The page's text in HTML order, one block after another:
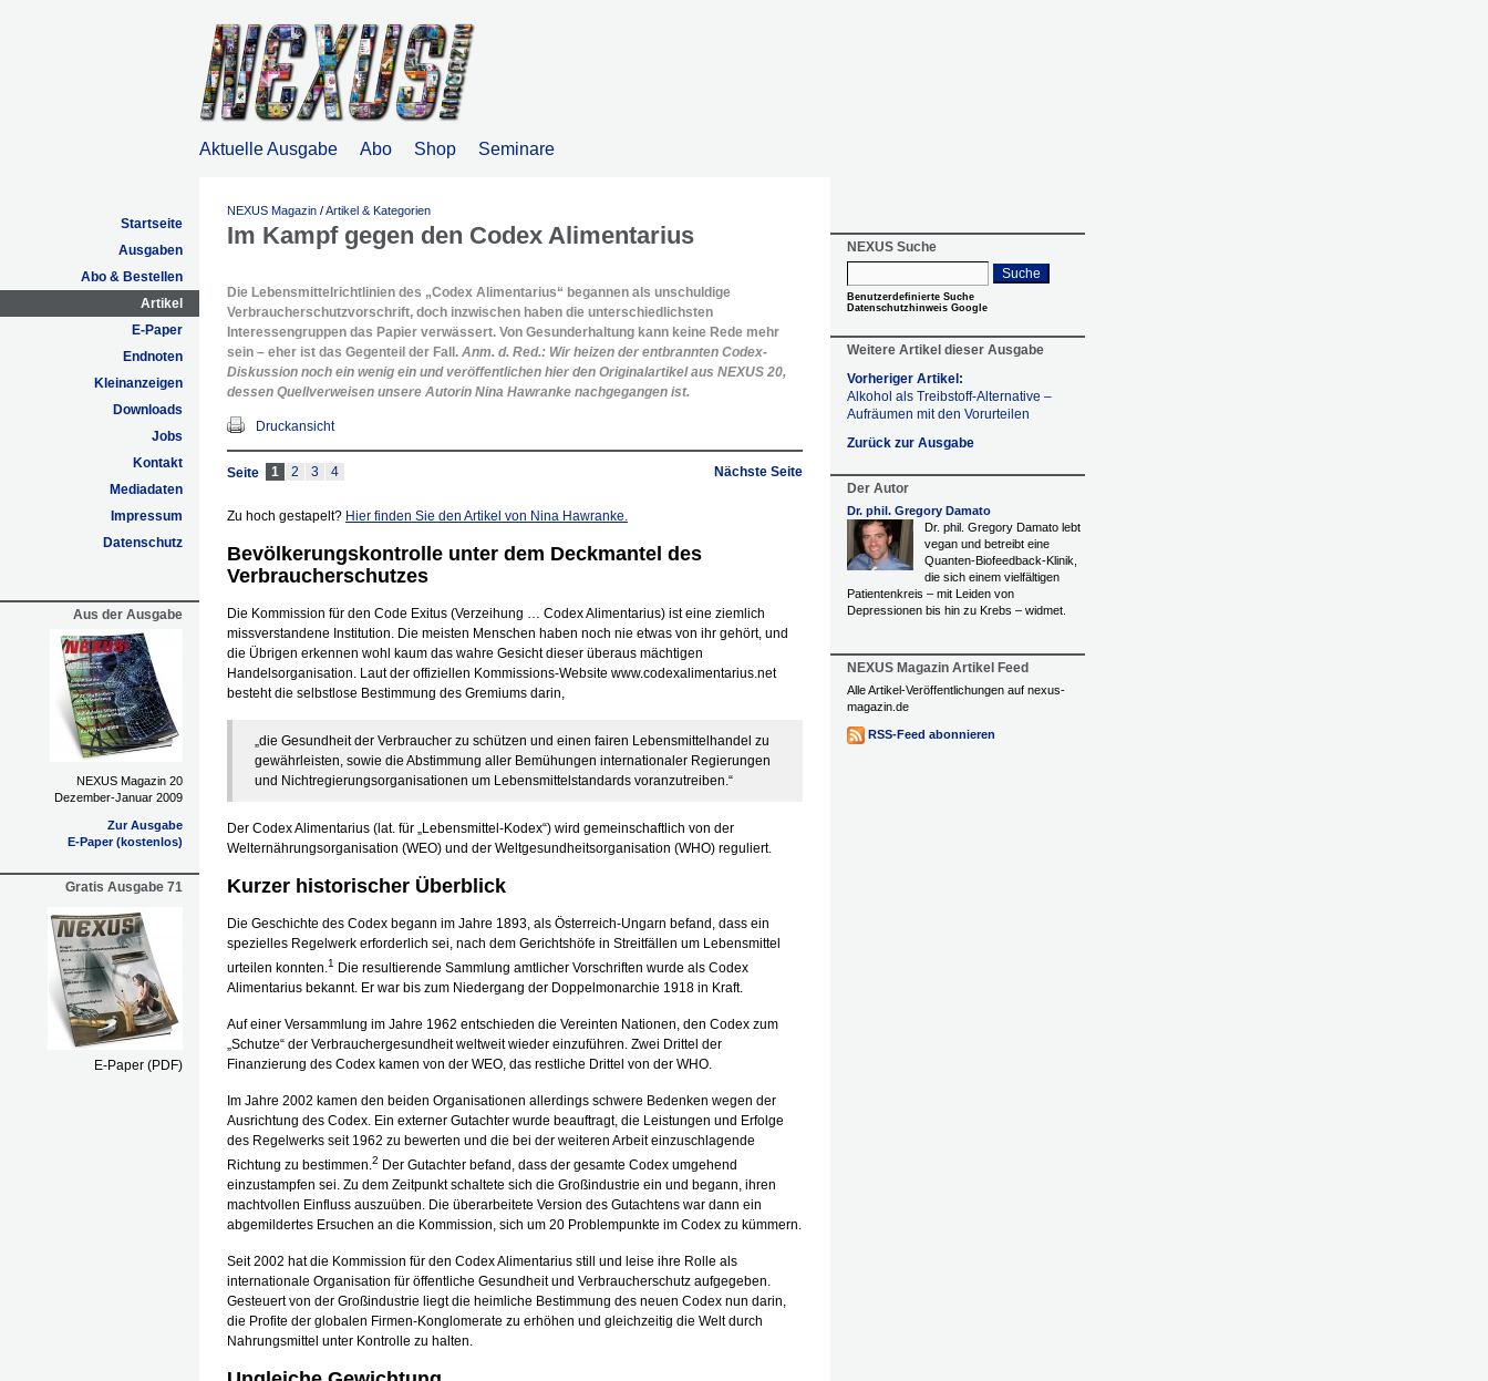
Aktuelle Ausgabe Abo Shop Seminare
Startseite
Ausgaben
Abo & Bestellen
Artikel
E-Paper
Endnoten
Kleinanzeigen
Downloads
Jobs
Kontakt
Mediadaten
Impressum
Datenschutz
Aus der Ausgabe
NEXUS Magazin 20
Dezember-Januar 2009
Zur Ausgabe
E-Paper (kostenlos)
Gratis Ausgabe 71
E-Paper (PDF)
NEXUS Magazin /Artikel & Kategorien
Im Kampf gegen den Codex Alimentarius
Die Lebensmittelrichtlinien des „Codex Alimentarius“ begannen als unschuldige
Verbraucherschutzvorschrift, doch inzwischen haben die unterschiedlichsten
Interessengruppen das Papier verwässert. Von Gesunderhaltung kann keine Rede mehr
sein – eher ist das Gegenteil der Fall. Anm. d. Red.: Wir heizen der entbrannten Codex-
Diskussion noch ein wenig ein und veröffentlichen hier den Originalartikel aus NEXUS 20,
dessen Quellverweisen unsere Autorin Nina Hawranke nachgegangen ist.
Druckansicht
Nächste Seite
Seite 1 2 3 4
Zu hoch gestapelt? Hier finden Sie den Artikel von Nina Hawranke.
Bevölkerungskontrolle unter dem Deckmantel des
Verbraucherschutzes
Die Kommission für den Code Exitus (Verzeihung … Codex Alimentarius) ist eine ziemlich
missverstandene Institution. Die meisten Menschen haben noch nie etwas von ihr gehört, und
die Übrigen erkennen wohl kaum das wahre Gesicht dieser überaus mächtigen
Handelsorganisation. Laut der offiziellen Kommissions-Website www.codexalimentarius.net
besteht die selbstlose Bestimmung des Gremiums darin,
„die Gesundheit der Verbraucher zu schützen und einen fairen Lebensmittelhandel zu
gewährleisten, sowie die Abstimmung aller Bemühungen internationaler Regierungen
und Nichtregierungsorganisationen um Lebensmittelstandards voranzutreiben.“
Der Codex Alimentarius (lat. für „Lebensmittel-Kodex“) wird gemeinschaftlich von der
Welternährungsorganisation (WEO) und der Weltgesundheitsorganisation (WHO) reguliert.
Kurzer historischer Überblick
Die Geschichte des Codex begann im Jahre 1893, als Österreich-Ungarn befand, dass ein
spezielles Regelwerk erforderlich sei, nach dem Gerichtshöfe in Streitfällen um Lebensmittel
urteilen konnten.1
Die resultierende Sammlung amtlicher Vorschriften wurde als Codex
Alimentarius bekannt. Er war bis zum Niedergang der Doppelmonarchie 1918 in Kraft.
Auf einer Versammlung im Jahre 1962 entschieden die Vereinten Nationen, den Codex zum
„Schutze“ der Verbrauchergesundheit weltweit wieder einzuführen. Zwei Drittel der
Finanzierung des Codex kamen von der WEO, das restliche Drittel von der WHO.
Im Jahre 2002 kamen den beiden Organisationen allerdings schwere Bedenken wegen der
Ausrichtung des Codex. Ein externer Gutachter wurde beauftragt, die Leistungen und Erfolge
des Regelwerks seit 1962 zu bewerten und die bei der weiteren Arbeit einzuschlagende
Richtung zu bestimmen.2 Der Gutachter befand, dass der gesamte Codex umgehend
einzustampfen sei. Zu dem Zeitpunkt schaltete sich die Großindustrie ein und begann, ihren
machtvollen Einfluss auszuüben. Die überarbeitete Version des Gutachtens war dann ein
abgemildertes Ersuchen an die Kommission, sich um 20 Problempunkte im Codex zu kümmern.
Seit 2002 hat die Kommission für den Codex Alimentarius still und leise ihre Rolle als
internationale Organisation für öffentliche Gesundheit und Verbraucherschutz aufgegeben.
Gesteuert von der Großindustrie liegt die heimliche Bestimmung des neuen Codex nun darin,
die Profite der globalen Firmen-Konglomerate zu erhöhen und gleichzeitig die Welt durch
Nahrungsmittel unter Kontrolle zu halten.
NEXUS Suche
Suche
Benutzerdefinierte Suche
Datenschutzhinweis Google
Weitere Artikel dieser Ausgabe
Vorheriger Artikel:
Alkohol als Treibstoff-Alternative –
Aufräumen mit den Vorurteilen
Zurück zur Ausgabe
Der Autor
Dr. phil. Gregory Damato
Dr. phil. Gregory Damato lebt
vegan und betreibt eine
Quanten-Biofeedback-Klinik,
die sich einem vielfältigen
Patientenkreis – mit Leiden von
Depressionen bis hin zu Krebs – widmet.
NEXUS Magazin Artikel Feed
Alle Artikel-Veröffentlichungen auf nexus-
magazin.de
RSS-Feed abonnieren